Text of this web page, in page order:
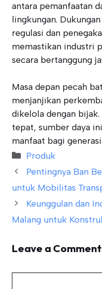
antara pemanfaatan
lingkungan.
regulasi dan
memastikan industri
secara bertanggung
Masa depan pecah
menjanjikan
dikelola dengan
tepat, sumber daya
manfaat bagi
Categories
Produk
Pentingnya Ban
untuk Mobilitas
Keunggulan dan
Malang untuk
Leave a Comment